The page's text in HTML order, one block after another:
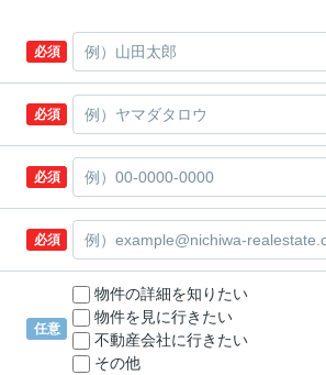
必須
必須
必須
必須
任意
物件の詳細を知りたい
物件を見に行きたい
不動産会社に行きたい
その他